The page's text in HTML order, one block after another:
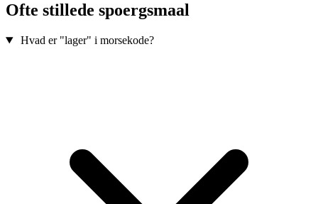
Ofte stillede spoergsmaal
Hvad er "lager" i morsekode?